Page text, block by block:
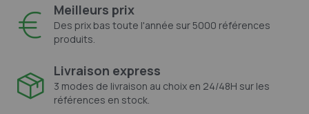
Meilleurs prix
Des prix bas toute l'année sur 5000 références
produits.
Livraison express
3 modes de livraison au choix en 24/48H sur les
références en stock.